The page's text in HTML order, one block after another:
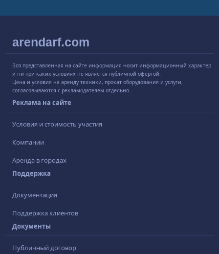
arendarf.com
Вся представленная на сайте информация носит информационный характер
и ни при каких условиях не является публичной офертой.
Цена и условия на аренду техники, прокат оборудования и услуги,
согласовываются с рекламодателем отдельно.
Реклама на сайте
Условия и стоимость участия
Компании
Аренда в городах
Поддержка
Документация
Поддержка клиентов
Документы
Публичный договор